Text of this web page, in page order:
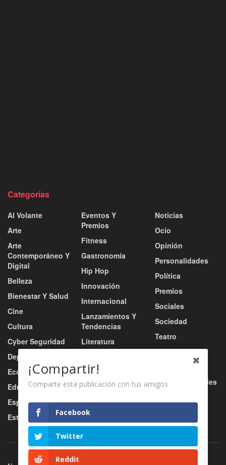
Categorías
Al Volante
Arte
Arte
Contemporáneo Y
Digital
Belleza
Bienestar Y Salud
Cine
Cultura
Cyber Seguridad
Deportes
Economía
Educación
Esports
Estilo De Vida
Eventos Y
Premios
Fitness
Gastronomía
Hip Hop
Innovación
Internacional
Lanzamientos Y
Tendencias
Literatura
Música
Música Urbana
Nacional
Negocio
Noticias
Ocio
Opinión
Personalidades
Política
Premios
Sociales
Sociedad
Teatro
Tecnología
Tv / Radio / Redes
¡Compartir!
Comparte esta publicación con tus amigos
Facebook
Twitter
Reddit